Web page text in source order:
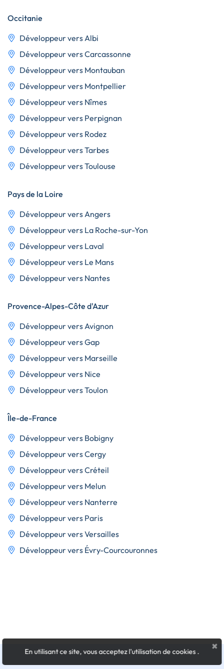
Occitanie
Développeur vers Albi
Développeur vers Carcassonne
Développeur vers Montauban
Développeur vers Montpellier
Développeur vers Nîmes
Développeur vers Perpignan
Développeur vers Rodez
Développeur vers Tarbes
Développeur vers Toulouse
Pays de la Loire
Développeur vers Angers
Développeur vers La Roche-sur-Yon
Développeur vers Laval
Développeur vers Le Mans
Développeur vers Nantes
Provence-Alpes-Côte d'Azur
Développeur vers Avignon
Développeur vers Gap
Développeur vers Marseille
Développeur vers Nice
Développeur vers Toulon
Île-de-France
Développeur vers Bobigny
Développeur vers Cergy
Développeur vers Créteil
Développeur vers Melun
Développeur vers Nanterre
Développeur vers Paris
Développeur vers Versailles
Développeur vers Évry-Courcouronnes
×
En utilisant ce site, vous acceptez l'utilisation de cookies.